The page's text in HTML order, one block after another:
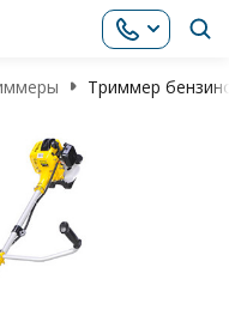
Триммер